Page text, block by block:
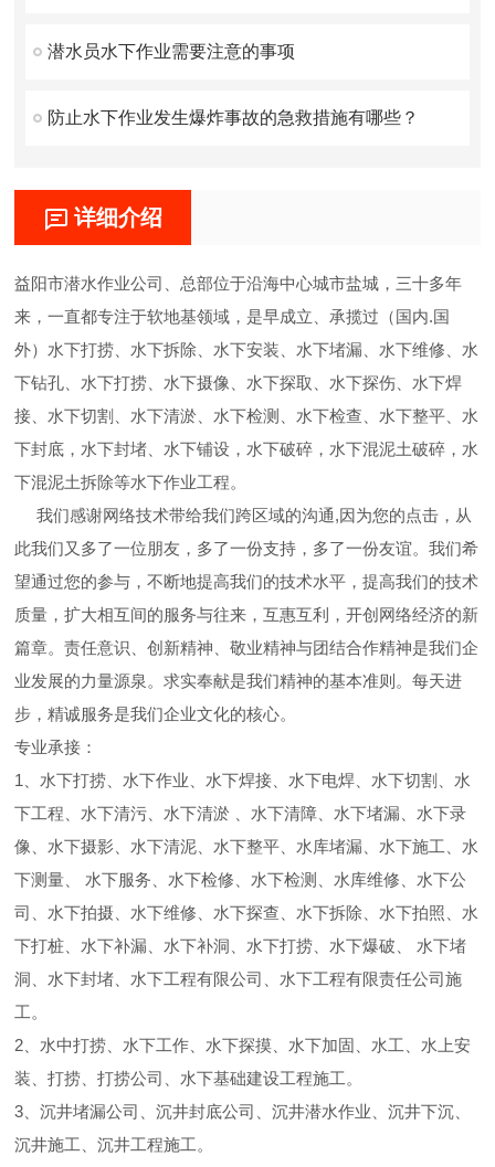
潜水员水下作业需要注意的事项
防止水下作业发生爆炸事故的急救措施有哪些？
详细介绍
益阳市潜水作业公司、总部位于沿海中心城市盐城，三十多年
来，一直都专注于软地基领域，是早成立、承揽过（国内.国
外）水下打捞、水下拆除、水下安装、水下堵漏、水下维修、水
下钻孔、水下打捞、水下摄像、水下探取、水下探伤、水下焊
接、水下切割、水下清淤、水下检测、水下检查、水下整平、水
下封底，水下封堵、水下铺设，水下破碎，水下混泥土破碎，水
下混泥土拆除等水下作业工程。
我们感谢网络技术带给我们跨区域的沟通,因为您的点击，从
此我们又多了一位朋友，多了一份支持，多了一份友谊。我们希
望通过您的参与，不断地提高我们的技术水平，提高我们的技术
质量，扩大相互间的服务与往来，互惠互利，开创网络经济的新
篇章。责任意识、创新精神、敬业精神与团结合作精神是我们企
业发展的力量源泉。求实奉献是我们精神的基本准则。每天进
步，精诚服务是我们企业文化的核心。
专业承接：
1、水下打捞、水下作业、水下焊接、水下电焊、水下切割、水
下工程、水下清污、水下清淤 、水下清障、水下堵漏、水下录
像、水下摄影、水下清泥、水下整平、水库堵漏、水下施工、水
下测量、 水下服务、水下检修、水下检测、水库维修、水下公
司、水下拍摄、水下维修、水下探查、水下拆除、水下拍照、水
下打桩、水下补漏、水下补洞、水下打捞、水下爆破、 水下堵
洞、水下封堵、水下工程有限公司、水下工程有限责任公司施
工。
2、水中打捞、水下工作、水下探摸、水下加固、水工、水上安
装、打捞、打捞公司、水下基础建设工程施工。
3、沉井堵漏公司、沉井封底公司、沉井潜水作业、沉井下沉、
沉井施工、沉井工程施工。